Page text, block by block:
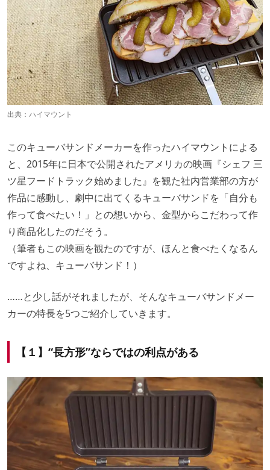
出典： ハイマウント
このキューバサンドメーカーを作ったハイマウントによる
と、2015年に日本で公開されたアメリカの映画『シェフ 三
ツ星フードトラック始めました』を観た社内営業部の方が
作品に感動し、劇中に出てくるキューバサンドを「自分も
作って食べたい！」との想いから、金型からこだわって作
り商品化したのだそう。
（筆者もこの映画を観たのですが、ほんと食べたくなるん
ですよね、キューバサンド！）
……と少し話がそれましたが、そんなキューバサンドメー
カーの特長を5つご紹介していきます。
【１】“長方形”ならではの利点がある